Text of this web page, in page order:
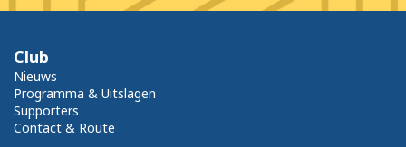
Club
Nieuws
Programma & Uitslagen
Supporters
Contact & Route